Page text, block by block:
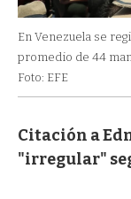
En Venezuela se
promedio de 44
Foto: EFE
Citación a
"irregular"